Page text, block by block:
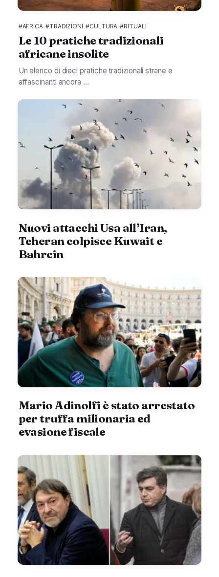
#AFRICA #TRADIZIONI #CULTURA #RITUALI
Le 10 pratiche tradizionali
africane insolite
Un elenco di dieci pratiche tradizionali strane e
affascinanti ancora ...
Nuovi attacchi Usa all’Iran,
Teheran colpisce Kuwait e
Bahrein
Mario Adinolfi è stato arrestato
per truffa milionaria ed
evasione fiscale